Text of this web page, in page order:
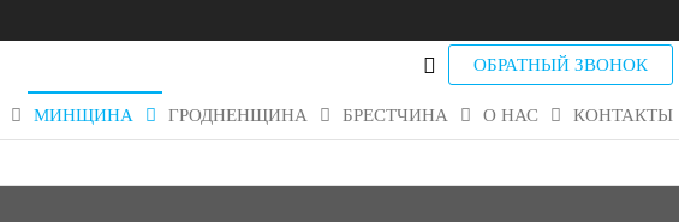
ОБРАТНЫЙ ЗВОНОК
МИНЩИНА ГРОДНЕНЩИНА БРЕСТЧИНА О НАС КОНТАКТЫ